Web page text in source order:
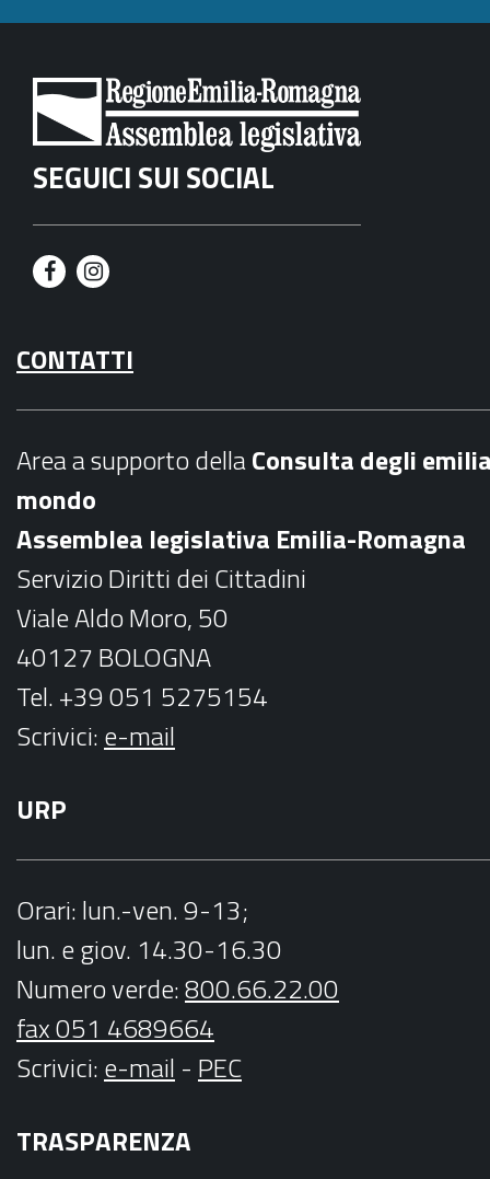
SEGUICI SUI SOCIAL
F
c
e
k
I
s
t
a
m
CONTATTI
Area a supporto dellaConsulta degli
mondo
Assemblea legislativa Emilia-Romagna
Servizio Diritti dei Cittadini
Viale Aldo Moro, 50
40127 BOLOGNA
Tel. +39 051 5275154
Scrivici:e-mail
URP
Orari: lun.-ven. 9-13;
lun. e giov. 14.30-16.30
Numero verde:800.66.22.00
fax 051 4689664
Scrivici:e-mail - PEC
TRASPARENZA